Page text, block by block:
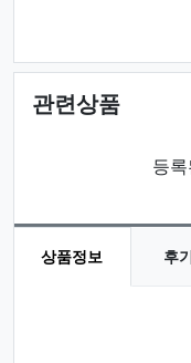
관련상품
등
상품정보 후